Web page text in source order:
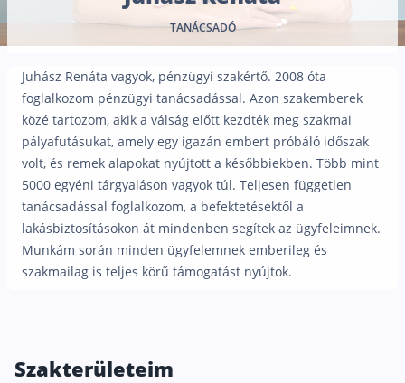
Nyugdíj kisokos – A magyar nyugdíjrendszer
Egyszerű Állami Nyugdíjkalkulátor
Nyugdíjbiztosítás
Nyugdíjbiztosítás vagy NYESZ? Melyik a jobb?
Melyik a legolcsóbb nyugdíjbiztosítás?
Önkéntes nyugdíjpénztár vagy
Nyugdíjbiztosítás adókedvezmény és adójóváírás
KATA Nyugdíj: így használd ki az
Nyugdíjbiztosítás kalkulátor
Életbiztosítások
TANÁCSADÓ
Juhász Renáta vagyok, pénzügyi szakértő. 2008 óta
foglalkozom pénzügyi tanácsadással. Azon szakemberek
közé tartozom, akik a válság előtt kezdték meg szakmai
pályafutásukat, amely egy igazán embert próbáló időszak
volt, és remek alapokat nyújtott a későbbiekben. Több mint
5000 egyéni tárgyaláson vagyok túl. Teljesen független
tanácsadással foglalkozom, a befektetésektől a
lakásbiztosításokon át mindenben segítek az ügyfeleimnek.
Munkám során minden ügyfelemnek emberileg és
szakmailag is teljes körű támogatást nyújtok.
Szakterületeim